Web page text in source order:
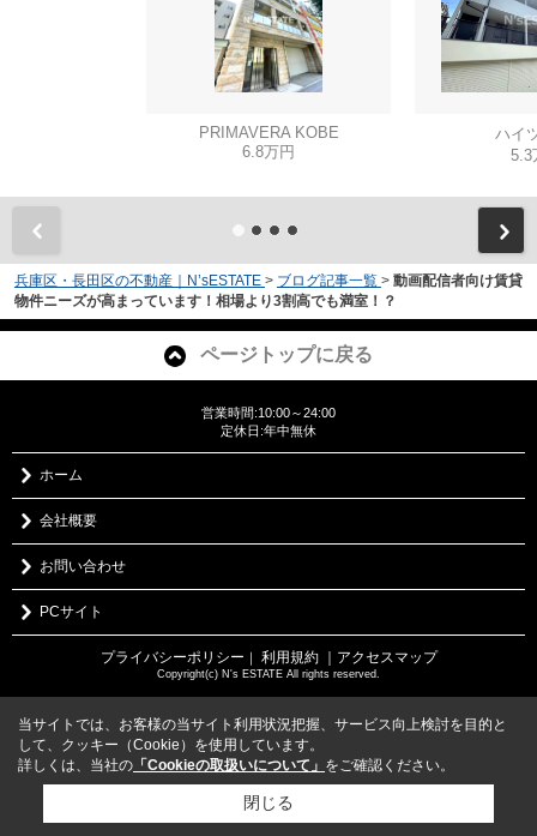
PRIMAVERA KOBE
6.8万円
ハイ
5.3
兵庫区・長田区の不動産｜N’sESTATE > ブログ記事一覧 > 動画配信者向け賃貸
物件ニーズが高まっています！相場より3割高でも満室！？
ページトップに戻る
営業時間:10:00～24:00
定休日:年中無休
ホーム
会社概要
お問い合わせ
PCサイト
プライバシーポリシー ｜ 利用規約 ｜アクセスマップ
Copyright(c) N's ESTATE All rights reserved.
当サイトでは、お客様の当サイト利用状況把握、サービス向上検討を目的と
して、クッキー（Cookie）を使用しています。
詳しくは、当社の 「Cookieの取扱いについて」 をご確認ください。
閉じる